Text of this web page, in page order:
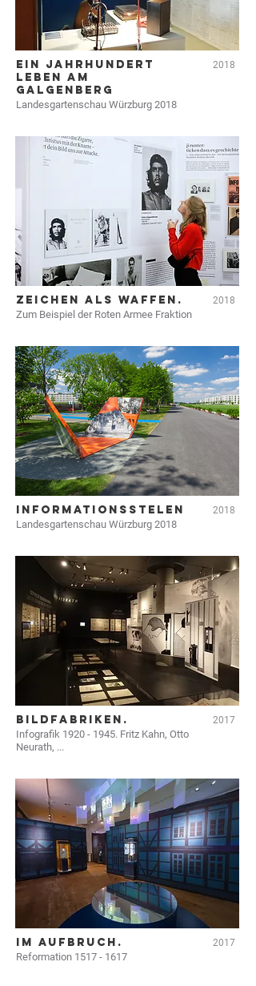
EIN JAHRHUNDERT
LEBEN AM
GALGENBERG
2018
Landesgartenschau Würzburg 2018
ZEICHEN ALS WAFFEN. 2018
Zum Beispiel der Roten Armee Fraktion
INFORMATIONSSTELEN 2018
Landesgartenschau Würzburg 2018
BILDFABRIKEN. 2017
Infografik 1920 - 1945. Fritz Kahn, Otto
Neurath, ...
IM AUFBRUCH. 2017
Reformation 1517 - 1617